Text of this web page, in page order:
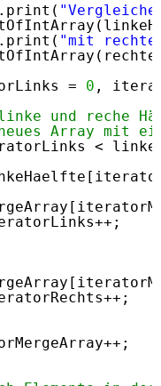
"mit
= 0 ,
und reche
Array mit
<